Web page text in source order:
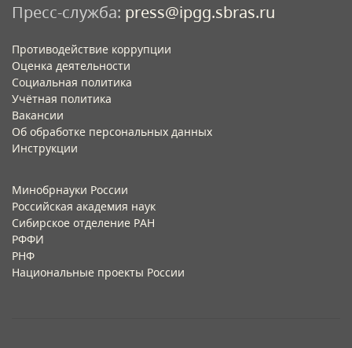
Пресс-служба: press@ipgg.sbras.ru
Противодействие коррупции
Оценка деятельности
Социальная политика
Учётная политика​
Вакансии​
Об обработке персональных данных​
Инструкции​
Минобрнауки России
Российская академия наук
Сибирское отделение РАН
РФФИ
РНФ
Национальные проекты России